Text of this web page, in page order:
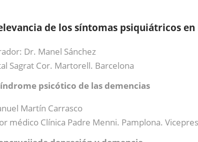
de los síntomas psiquiátricos
Dr. Manel Sánchez
Sagrat Cor. Martorell. Barcelona
psicótico de las demencias
Martín Carrasco
médico Clínica Padre Menni. Pamplona.